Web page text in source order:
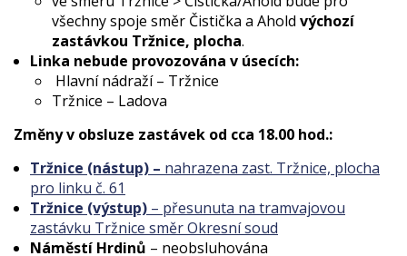
všechny spoje směr Čistička a Ahold výchozí
zastávkou Tržnice, plocha.
Linka nebude provozována v úsecích:
Hlavní nádraží – Tržnice
Tržnice – Ladova
Změny v obsluze zastávek od cca 18.00 hod.:
Tržnice (nástup) – nahrazena zast. Tržnice, plocha
pro linku č. 61
Tržnice (výstup) – přesunuta na tramvajovou
zastávku Tržnice směr Okresní soud
Náměstí Hrdinů – neobsluhována